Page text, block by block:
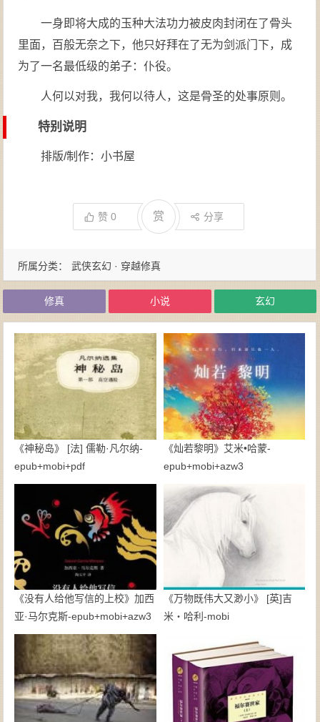
一身即将大成的玉种大法功力被皮肉封闭在了骨头
里面，百般无奈之下，他只好拜在了无为剑派门下，成
为了一名最低级的弟子：仆役。
人何以对我，我何以待人，这是骨圣的处事原则。
特别说明
排版/制作：小书屋
赞0 赏 分享
所属分类： 武侠玄幻 · 穿越修真
修真 小说 玄幻
《神秘岛》 [法] 儒勒·凡尔纳-
epub+mobi+pdf
《灿若黎明》艾米•哈蒙-
epub+mobi+azw3
《没有人给他写信的上校》加西
亚·马尔克斯-epub+mobi+azw3
《万物既伟大又渺小》 [英]吉
米・哈利-mobi